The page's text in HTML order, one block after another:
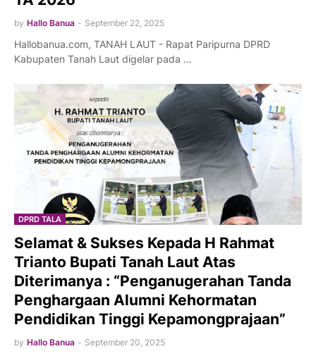
by Hallo Banua - September 22, 2025
Hallobanua.com, TANAH LAUT - Rapat Paripurna DPRD
Kabupaten Tanah Laut digelar pada …
DPRD TALA
Selamat & Sukses Kepada H Rahmat
Trianto Bupati Tanah Laut Atas
Diterimanya : “Penganugerahan Tanda
Penghargaan Alumni Kehormatan
Pendidikan Tinggi Kepamongprajaan”
by Hallo Banua - September 20, 2025